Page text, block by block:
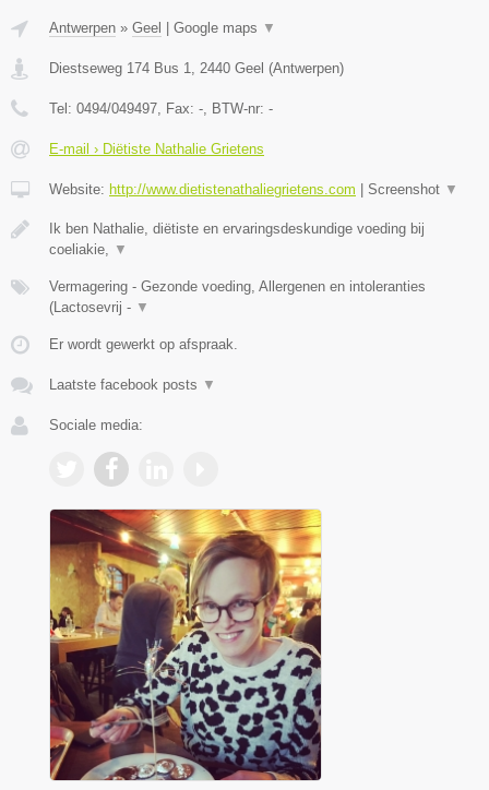
Antwerpen » Geel | Google maps ▼
Diestseweg 174 Bus 1 2440 Geel (Antwerpen)
Tel: 0494/049497 , Fax: - , BTW-nr: -
E-mail › Diëtiste Nathalie Grietens
Website: http://www.dietistenathaliegrietens.com | Screenshot ▼
Ik ben Nathalie, diëtiste en ervaringsdeskundige voeding bij
coeliakie,
▼
Vermagering - Gezonde voeding, Allergenen en intoleranties
(Lactosevrij - ▼
Er wordt gewerkt op afspraak.
Laatste facebook posts ▼
Sociale media: